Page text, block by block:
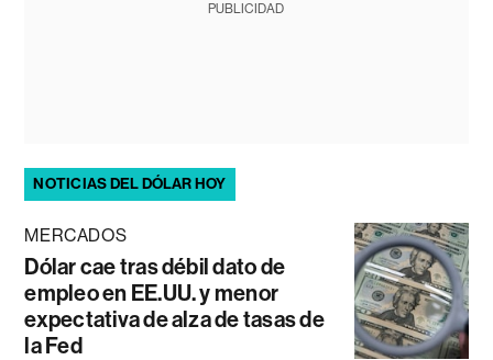
PUBLICIDAD
NOTICIAS DEL DÓLAR HOY
MERCADOS
Dólar cae tras débil dato de
empleo en EE.UU. y menor
expectativa de alza de tasas de
la Fed